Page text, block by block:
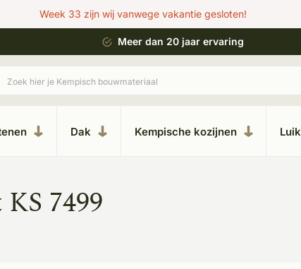
Week 33 zijn wij vanwege vakantie gesloten!
Meer dan 20 jaar ervaring
Dak Kempische kozijnen
7499